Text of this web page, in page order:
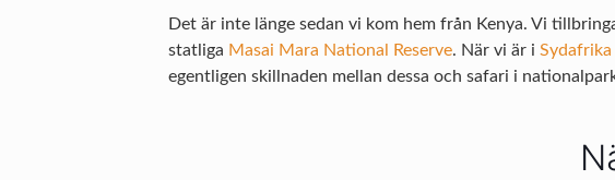
Det är inte länge sedan vi kom hem från Kenya. Vi
statliga Masai Mara National Reserve. När vi är i Sydafrika
egentligen skillnaden mellan dessa och safari i